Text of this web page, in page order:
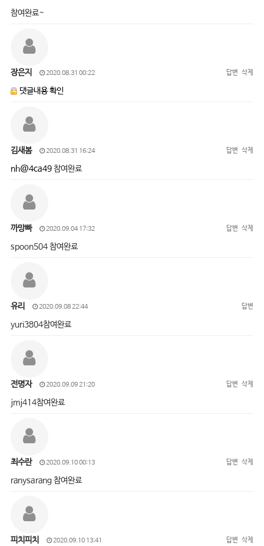
참여완료~
장은지 2020.08.31 00:22 답변 삭제
댓글내용 확인
김새봄 2020.08.31 16:24 답변 삭제
nh@4ca49참여완료
까망빠 2020.09.04 17:32 답변 삭제
spoon504 참여완료
유리 2020.09.08 22:44 답변
yuri3804참여완료
전명자 2020.09.09 21:20 답변 삭제
jmj414참여완료
최수란 2020.09.10 00:13 답변 삭제
ranysarang 참여완료
피치피치 2020.09.10 13:41 답변 삭제